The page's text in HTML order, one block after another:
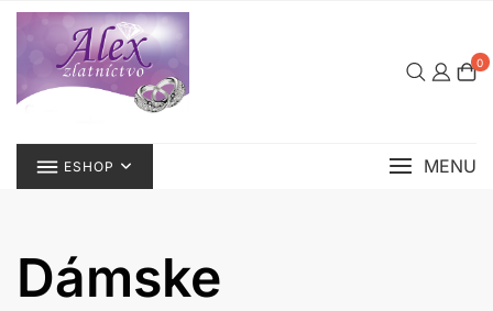
Skip
content
0
ESHOP MENU
Dámske